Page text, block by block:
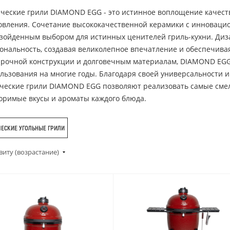
грили DIAMOND EGG - это истинное воплощение
Сочетание высококачественной керамики с
выбором для истинных ценителей гриль-кухни.
создавая великолепное впечатление и
конструкции и долговечным материалам, DIAMOND
на многие годы. Благодаря своей универсальности
грили DIAMOND EGG позволяют реализовать самые
вкусы и ароматы каждого блюда.
УГОЛЬНЫЕ ГРИЛИ
(возрастание)